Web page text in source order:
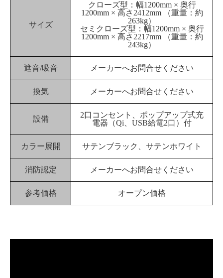
サイズ
クローズ型：幅1200mm × 奥行
1200mm × 高さ2412mm （重量：約
263kg）
セミクローズ型：幅1200mm × 奥行
1200mm × 高さ2217mm （重量：約
243kg）
遮音/吸音 メーカーへお問合せください
換気 メーカーへお問合せください
設備
2口コンセント、ポップアップ式充
電器（Qi、USB給電2口）付
カラー展開 サテンブラック、サテンホワイト
消防認定 メーカーへお問合せください
参考価格 オープン価格